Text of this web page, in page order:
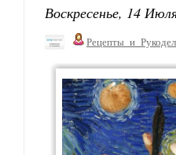
Воскресенье, 14